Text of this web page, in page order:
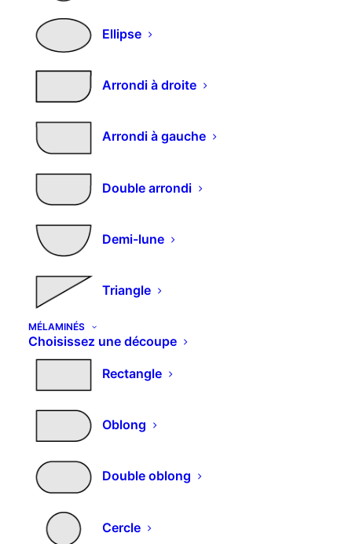
Ellipse
Arrondi à droite
Arrondi à gauche
Double arrondi
Demi-lune
Triangle
MÉLAMINÉS
Choisissez une découpe
Rectangle
Oblong
Double oblong
Cercle
Contacts
Qui sommes nous
Comment commande
Nos produits
Expédition et livraison
Mon compte
Détails du compte
Commandes
Adresses
Déconnexion
Partenaires
Ribereau
Carré Rouge
Mentions
Politique de confidentialité